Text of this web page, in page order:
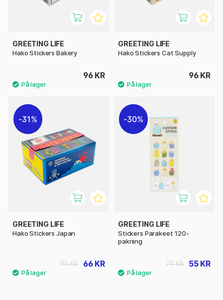
GREETING LIFE
Hako Stickers Bakery
96 KR
GREETING LIFE
Hako Stickers Cat Supply
96 KR
31%
GREETING LIFE
Hako Stickers Japan
66 KR
95 KR
30%
GREETING LIFE
Stickers Parakeet 120-
pakning
55 KR
79 KR